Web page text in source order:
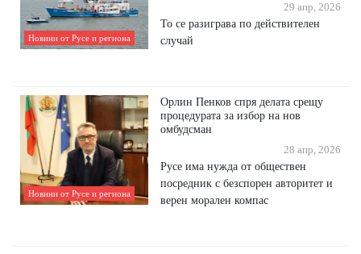
Новини от Русе и региона
29 апр, 2026
То се разиграва по действителен
случай
Новини от Русе и региона
Орлин Пенков спря делата срещу
процедурата за избор на нов
омбудсман
28 апр, 2026
Русе има нужда от обществен
посредник с безспорен авторитет и
верен морален компас